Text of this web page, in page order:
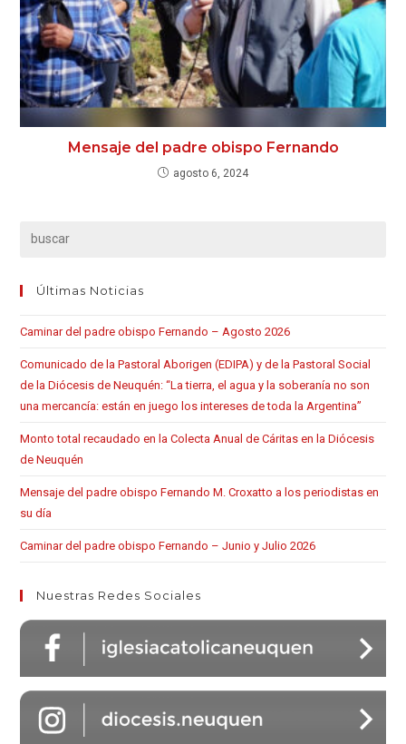
Mensaje del padre obispo Fernando
agosto 6, 2024
Últimas Noticias
Caminar del padre obispo Fernando – Agosto 2026
Comunicado de la Pastoral Aborigen (EDIPA) y de la Pastoral Social
de la Diócesis de Neuquén: “La tierra, el agua y la soberanía no son
una mercancía: están en juego los intereses de toda la Argentina”
Monto total recaudado en la Colecta Anual de Cáritas en la Diócesis
de Neuquén
Mensaje del padre obispo Fernando M. Croxatto a los periodistas en
su día
Caminar del padre obispo Fernando – Junio y Julio 2026
Nuestras Redes Sociales